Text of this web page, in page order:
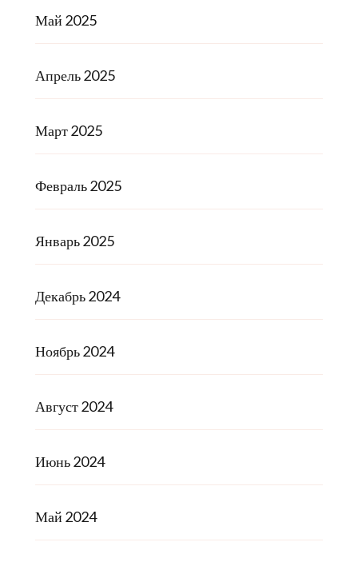
Май 2025
Апрель 2025
Март 2025
Февраль 2025
Январь 2025
Декабрь 2024
Ноябрь 2024
Август 2024
Июнь 2024
Май 2024